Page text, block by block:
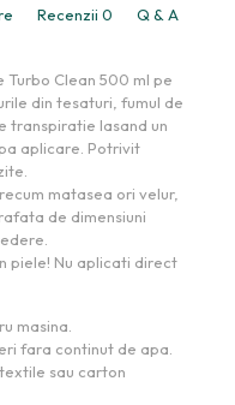
Recenzii 0 Q & A
Clean 500 ml pe
din tesaturi, fumul de
transpiratie lasand un
aplicare. Potrivit
matasea ori velur,
de dimensiuni
piele! Nu aplicati direct
masina.
fara continut de apa.
sau carton